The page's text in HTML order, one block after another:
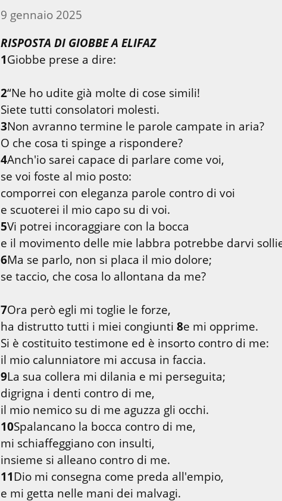
9 gennaio 2025
RISPOSTA DI GIOBBE A ELIFAZ
1Giobbe prese a dire:
2“Ne ho udite già molte di cose simili!
3Non avranno termine le parole campate in aria?
4Anch'io sarei capace di parlare come voi,
se voi foste al mio posto:
comporrei con eleganza parole contro di voi
5Vi potrei incoraggiare con la bocca
6Ma se parlo, non si placa il mio dolore;
se taccio, che cosa lo allontana da me?
7Ora però egli mi toglie le forze,
ha distrutto tutti i miei congiunti 8e mi opprime.
Si è costituito testimone ed è insorto contro di me:
9La sua collera mi dilania e mi perseguita;
digrigna i denti contro di me,
10Spalancano la bocca contro di me,
mi schiaffeggiano con insulti,
11Dio mi consegna come preda all'empio,